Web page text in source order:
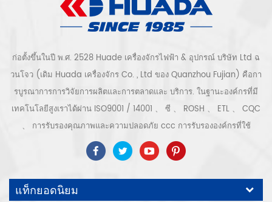
ก่อตั้งขึ้นในปี พ.ศ. 2528 Huade เครื่องจักรไฟฟ้า & อุปกรณ์ บริษัท Ltd ฉ
วนโจว (เดิม Huada เครื่องจักร Co. , Ltd ของ Quanzhou Fujian) คือกา
รบูรณาการการวิจัยการผลิตและการตลาดและ บริการ. ในฐานะองค์กรที่มี
เทคโนโลยีสูงเราได้ผ่าน ISO9001 / 14001 、 ซี 、 ROSH 、 ETL 、 CQC
、 การรับรองคุณภาพและความปลอดภัย ccc การรับรององค์กรที่ใช้
เทคโนโลยีขั้นสูง ฯลฯ ระบบและอุปกรณ์อัดอากาศ ได้แก่ แบบสกรู, ชนิดหอย
โข่ง, แบบไม่มีน้ำมัน, แบบเลื่อน, แบบลูกสูบ, เครื่องเป่า, ตัวกรอง, ท่อระบาย
น้ำ, พร้อมสายการผลิตเครื่องอัดอากาศที่สมบูรณ์ กว่า เครื่องอัดอากาศ 300
ชนิดสำหรับอุตสาหกรรม ผู้เชี่ยวชาญ. ของเรา บริษัท ได้สะสมมากกว่า
แท็กยอดนิยม